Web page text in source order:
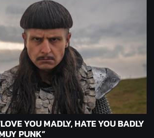
YOU MADLY, HATE YOU BADLY
PUNK”